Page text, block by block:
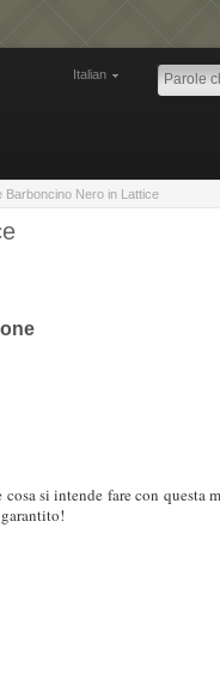
Italian
Nero in Lattice
si intende fare con questa